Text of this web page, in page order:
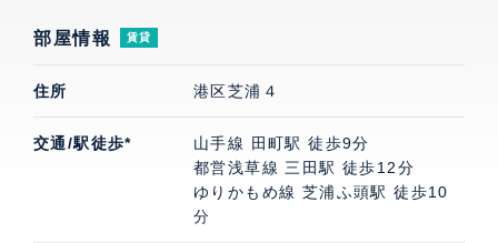
部屋情報 賃貸
住所 港区芝浦４
交通/駅徒歩*
山手線 田町駅 徒歩9分
都営浅草線 三田駅 徒歩12分
ゆりかもめ線 芝浦ふ頭駅 徒歩10
分